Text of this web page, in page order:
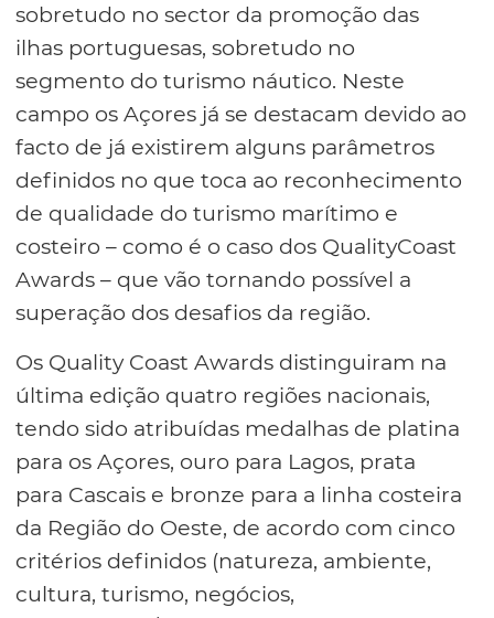
sobretudo no sector da promoção das
ilhas portuguesas, sobretudo no
segmento do turismo náutico. Neste
campo os Açores já se destacam devido ao
facto de já existirem alguns parâmetros
definidos no que toca ao reconhecimento
de qualidade do turismo marítimo e
costeiro – como é o caso dos QualityCoast
Awards – que vão tornando possível a
superação dos desafios da região.
Os Quality Coast Awards distinguiram na
última edição quatro regiões nacionais,
tendo sido atribuídas medalhas de platina
para os Açores, ouro para Lagos, prata
para Cascais e bronze para a linha costeira
da Região do Oeste, de acordo com cinco
critérios definidos (natureza, ambiente,
cultura, turismo, negócios,